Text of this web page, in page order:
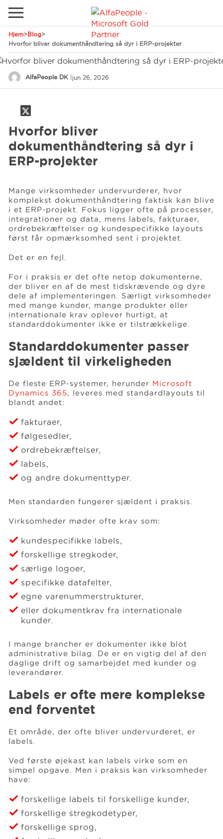
Hjem>Blog>
Hvorfor bliver dokumenthåndtering så dyr i ERP-projekter
AlfaPeople DK | jun 26, 2026
Hvorfor bliver
dokumenthåndtering så dyr i
ERP-projekter
Mange virksomheder undervurderer, hvor
komplekst dokumenthåndtering faktisk kan blive
i et ERP-projekt. Fokus ligger ofte på processer,
integrationer og data, mens labels, fakturaer,
ordrebekræftelser og kundespecifikke layouts
først får opmærksomhed sent i projektet.
Det er en fejl.
For i praksis er det ofte netop dokumenterne,
der bliver en af de mest tidskrævende og dyre
dele af implementeringen. Særligt virksomheder
med mange kunder, mange produkter eller
internationale krav oplever hurtigt, at
standarddokumenter ikke er tilstrækkelige.
Standarddokumenter passer
sjældent til virkeligheden
De fleste ERP-systemer, herunder Microsoft
Dynamics 365, leveres med standardlayouts til
blandt andet:
fakturaer,
følgesedler,
ordrebekræftelser,
labels,
og andre dokumenttyper.
Men standarden fungerer sjældent i praksis.
Virksomheder møder ofte krav som:
kundespecifikke labels,
forskellige stregkoder,
særlige logoer,
specifikke datafelter,
egne varenummerstrukturer,
eller dokumentkrav fra internationale
kunder.
I mange brancher er dokumenter ikke blot
administrative bilag. De er en vigtig del af den
daglige drift og samarbejdet med kunder og
leverandører.
Labels er ofte mere komplekse
end forventet
Et område, der ofte bliver undervurderet, er
labels.
Ved første øjekast kan labels virke som en
simpel opgave. Men i praksis kan virksomheder
have:
forskellige labels til forskellige kunder,
forskellige stregkodetyper,
forskellige sprog,
Brancher
Services
Kunder
Vidensbank
Karriere
Om os
Ring Email
Gå til det lokale websted
Global
Canada